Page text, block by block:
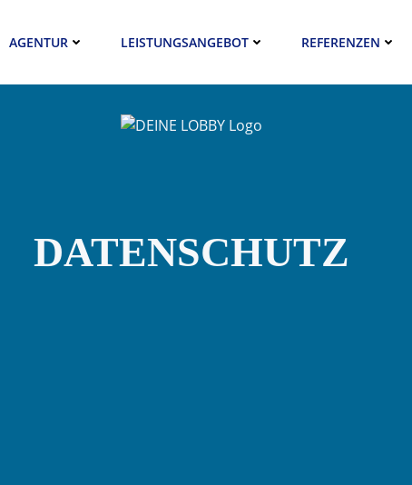
AGENTUR LEISTUNGSANGEBOT REFERENZEN
DATENSCHUTZ